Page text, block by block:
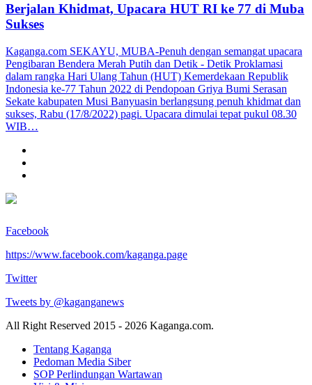
Berjalan Khidmat, Upacara HUT RI ke 77 di Muba
Sukses
Kaganga.com SEKAYU, MUBA-Penuh dengan semangat upacara
Pengibaran Bendera Merah Putih dan Detik - Detik Proklamasi
dalam rangka Hari Ulang Tahun (HUT) Kemerdekaan Republik
Indonesia ke-77 Tahun 2022 di Pendopoan Griya Bumi Serasan
Sekate kabupaten Musi Banyuasin berlangsung penuh khidmat dan
sukses, Rabu (17/8/2022) pagi. Upacara dimulai tepat pukul 08.30
WIB…
Facebook
https://www.facebook.com/kaganga.page
Twitter
Tweets by @kaganganews
All Right Reserved 2015 - 2026 Kaganga.com.
Tentang Kaganga
Pedoman Media Siber
SOP Perlindungan Wartawan